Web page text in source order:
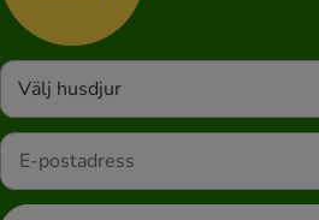
Välj husdjur